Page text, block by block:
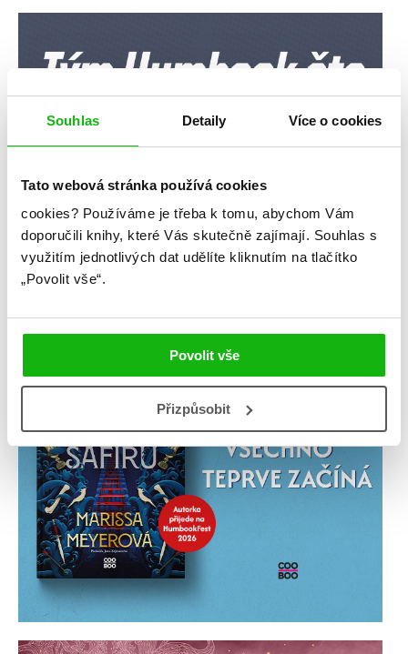
Souhlas Detaily Více o cookies
Tato webová stránka používá cookies
cookies? Používáme je třeba k tomu, abychom Vám
doporučili knihy, které Vás skutečně zajímají. Souhlas s
využitím jednotlivých dat udělíte kliknutím na tlačítko
„Povolit vše“.
Povolit vše
Přizpůsobit